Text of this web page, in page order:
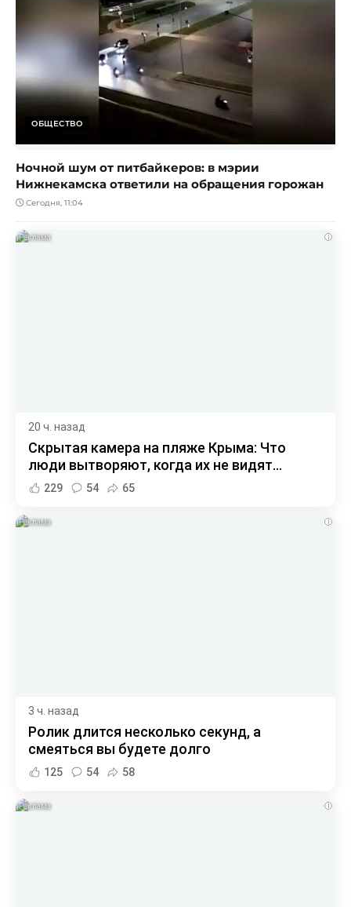
ОБЩЕСТВО
Ночной шум от питбайкеров: в мэрии
Нижнекамска ответили на обращения горожан
Сегодня, 11:04
i
20 ч. назад
Скрытая камера на пляже Крыма: Что
люди вытворяют, когда их не видят...
229 54 65
i
3 ч. назад
Ролик длится несколько секунд, а
смеяться вы будете долго
125 54 58
i